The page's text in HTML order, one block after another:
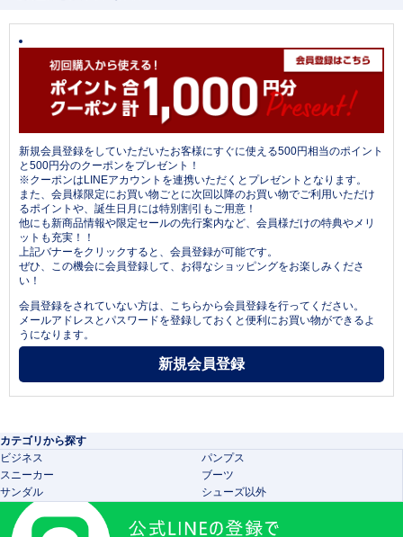
新規会員登録をしていただいたお客様にすぐに使える500円相当のポイント
と500円分のクーポンをプレゼント！
※クーポンはLINEアカウントを連携いただくとプレゼントとなります。
また、会員様限定にお買い物ごとに次回以降のお買い物でご利用いただけ
るポイントや、誕生日月には特別割引もご用意！
他にも新商品情報や限定セールの先行案内など、会員様だけの特典やメリ
ットも充実！！
上記バナーをクリックすると、会員登録が可能です。
ぜひ、この機会に会員登録して、お得なショッピングをお楽しみくださ
い！
会員登録をされていない方は、こちらから会員登録を行ってください。
メールアドレスとパスワードを登録しておくと便利にお買い物ができるよ
うになります。
カテゴリから探す
ビジネス
パンプス
スニーカー
ブーツ
サンダル
シューズ以外